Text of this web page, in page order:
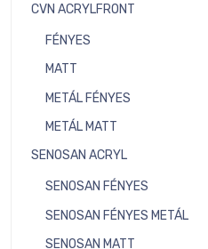
CVN ACRYLFRONT
FÉNYES
MATT
METÁL FÉNYES
METÁL MATT
SENOSAN ACRYL
SENOSAN FÉNYES
SENOSAN FÉNYES METÁL
SENOSAN MATT